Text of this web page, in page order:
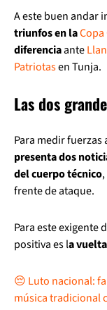
A este buen andar
triunfos en la
diferenciaante
Patriotasen Tunja.
Las dos
Para medir
presenta dos
del cuerpo técnico
frente de ataque.
Para este exigente
positiva es la
😔 Luto nacional:
música tradicional